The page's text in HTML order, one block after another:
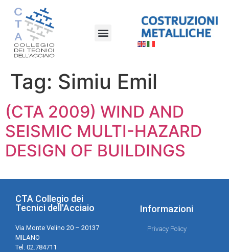
Tag: Simiu Emil
(CTA 2009) WIND AND
SEISMIC MULTI-HAZARD
DESIGN OF BUILDINGS
CTA Collegio dei
Tecnici dell'Acciaio
Via Monte Velino 20 – 20137
MILANO
Tel. 02.784711
Informazioni
Privacy Policy